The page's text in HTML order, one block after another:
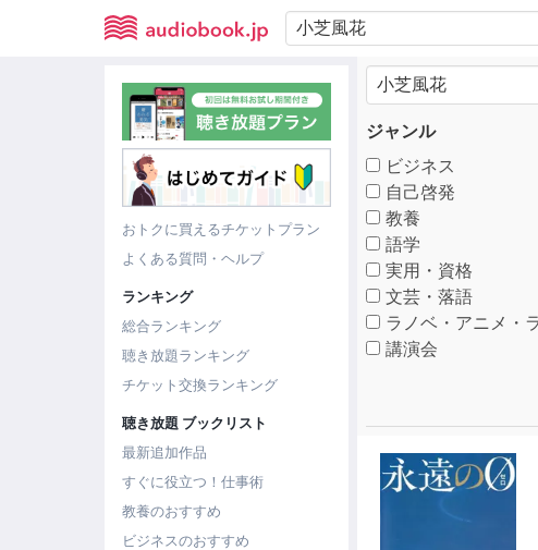
おトクに買えるチケットプラン
よくある質問・ヘルプ
ランキング
総合ランキング
聴き放題ランキング
チケット交換ランキング
聴き放題 ブックリスト
最新追加作品
すぐに役立つ！仕事術
教養のおすすめ
ビジネスのおすすめ
ジャンル
ビジネス
自己啓発
教養
語学
実用・資格
文芸・落語
ラノベ・アニメ・
講演会